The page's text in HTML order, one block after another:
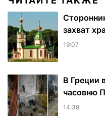
захват
19:07
В Греции
часовню
14:38